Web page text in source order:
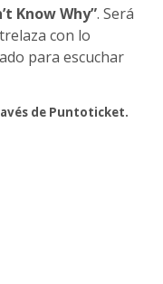
Know Why”. Será
con lo
para escuchar
de Puntoticket.